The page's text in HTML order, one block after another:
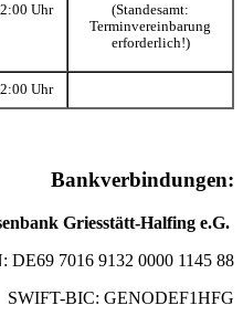
Uhr
(Standesamt:
Terminvereinbarung
erforderlich!)
Uhr
Bankverbindungen:
Griesstätt-Halfing e.G.
DE69 7016 9132 0000 1145 88
SWIFT-BIC: GENODEF1HFG